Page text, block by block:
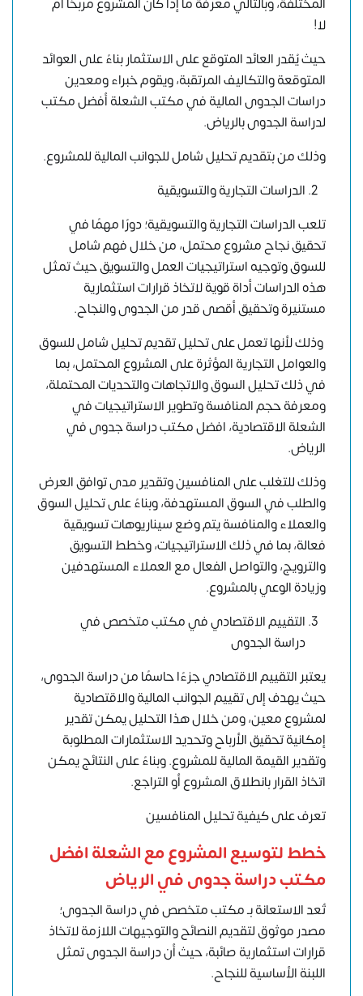
المختلفة، وبالتالي معرفة ما إذا كان المشروع مربحًا أم
لا!
حيث يُقدر العائد المتوقع على الاستثمار بناءً على العوائد
المتوقعة والتكاليف المرتقبة، ويقوم خبراء ومعدين
دراسات الجدوى الماليةفي مكتب الشعلة أفضل مكتب
لدراسة الجدوى بالرياض.
وذلك من بتقديم تحليل شامل للجوانب المالية للمشروع.
الدراسات التجارية والتسويقية
تلعبالدراسات التجارية والتسويقية؛ دورًا مهمًا في
تحقيق نجاح مشروع محتمل، من خلال فهم شامل
للسوق وتوجيه استراتيجيات العمل والتسويق حيث تمثل
هذه الدراسات أداة قوية لاتخاذ قرارات استثمارية
مستنيرة وتحقيق أقصى قدر من الجدوى والنجاح.
وذلك لأنها تعمل على تحليل تقديم تحليل شامل للسوق
والعوامل التجارية المؤثرة على المشروع المحتمل، بما
في ذلك تحليل السوق والاتجاهات والتحديات المحتملة،
ومعرفة حجم المنافسة وتطوير الاستراتيجيات في
الشعلة الاقتصادية، افضل مكتب دراسة جدوى في
الرياض.
وذلكللتغلب على المنافسينوتقدير مدى توافق العرض
والطلب في السوق المستهدفة، وبناءً على تحليل السوق
والعملاء والمنافسة يتم وضع سيناريوهات تسويقية
فعالة، بما في ذلك الاستراتيجيات، وخطط التسويق
والترويج، والتواصل الفعال مع العملاء المستهدفين
وزيادة الوعي بالمشروع.
التقييم الاقتصادي في مكتب متخصص في
دراسة الجدوى
يعتبر التقييم الاقتصادي جزءًا حاسمًا مندراسة الجدوى،
حيث يهدف إلى تقييم الجوانب المالية والاقتصادية
لمشروع معين، ومن خلال هذا التحليل يمكن تقدير
إمكانية تحقيق الأرباح وتحديد الاستثمارات المطلوبة
وتقدير القيمة المالية للمشروع. وبناءً على النتائج يمكن
اتخاذ القرار بانطلاق المشروع أو التراجع.
تعرف على كيفية تحليل المنافسين
خططلتوسيع المشروعمع الشعلة افضل
مكتب دراسة جدوى في الرياض
تُعد الاستعانة بـ مكتب متخصص في دراسة الجدوى؛
مصدر موثوق لتقديم النصائح والتوجيهات اللازمة لاتخاذ
قرارات استثمارية صائبة، حيث أن دراسة الجدوى تمثل
اللبنة الأساسية للنجاح.